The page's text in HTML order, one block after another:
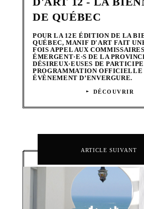
DE QUÉBEC
POUR LA 12E ÉDITION DE LA
QUÉBEC, MANIF D'ART FAIT
FOIS APPEL AUX COMMISSAIRES
ÉMERGENT·E·S DE LA
DÉSIREUX·EUSES DE
PROGRAMMATION OFFICIELLE
ÉVÈNEMENT D’ENVERGURE.
DÉCOUVRIR
ARTICLE SUIVANT